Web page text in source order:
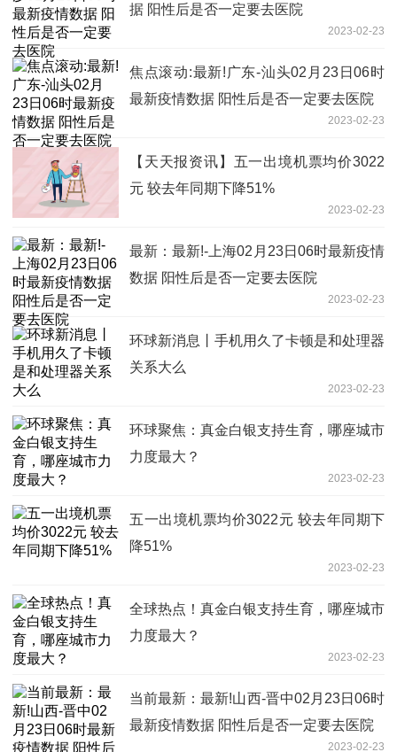
据 阳性后是否一定要去医院
2023-02-23
焦点滚动:最新!广东-汕头02月23日06时
最新疫情数据 阳性后是否一定要去医院
2023-02-23
【天天报资讯】五一出境机票均价3022
元 较去年同期下降51%
2023-02-23
最新：最新!-上海02月23日06时最新疫情
数据 阳性后是否一定要去医院
2023-02-23
环球新消息丨手机用久了卡顿是和处理器
关系大么
2023-02-23
环球聚焦：真金白银支持生育，哪座城市
力度最大？
2023-02-23
五一出境机票均价3022元 较去年同期下
降51%
2023-02-23
全球热点！真金白银支持生育，哪座城市
力度最大？
2023-02-23
当前最新：最新!山西-晋中02月23日06时
最新疫情数据 阳性后是否一定要去医院
2023-02-23